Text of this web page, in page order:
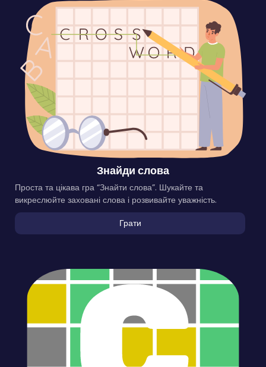
Знайди слова
Проста та цікава гра “Знайти слова”. Шукайте та
викреслюйте заховані слова і розвивайте уважність.
Грати